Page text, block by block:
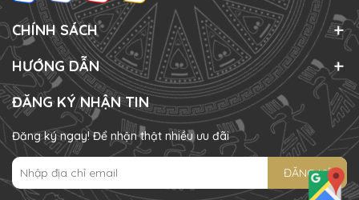
CHÍNH SÁCH
HƯỚNG DẪN
ĐĂNG KÝ NHẬN TIN
Đăng ký ngay! Để nhận thật nhiều ưu đãi
ĐĂNG KÝ